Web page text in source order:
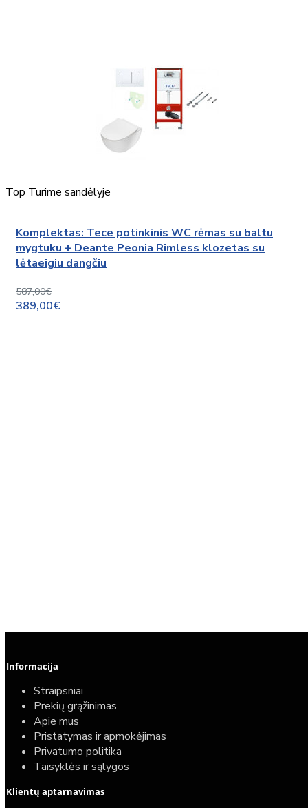
Top Turime sandėlyje
Komplektas: Tece potinkinis WC rėmas su baltu
mygtuku + Deante Peonia Rimless klozetas su
lėtaeigiu dangčiu
587,00€
389,00€
Informacija
Straipsniai
Prekių grąžinimas
Apie mus
Pristatymas ir apmokėjimas
Privatumo politika
Taisyklės ir sąlygos
Klientų aptarnavimas